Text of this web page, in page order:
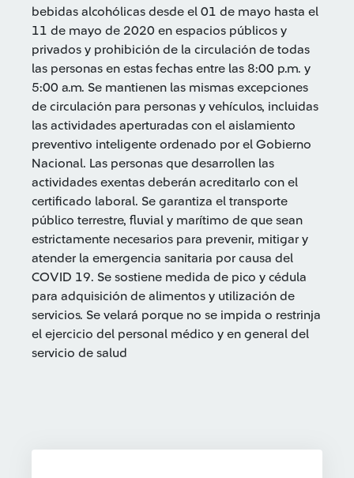
bebidas alcohólicas desde el 01 de mayo hasta el
11 de mayo de 2020 en espacios públicos y
privados y prohibición de la circulación de todas
las personas en estas fechas entre las 8:00 p.m. y
5:00 a.m. Se mantienen las mismas excepciones
de circulación para personas y vehículos, incluidas
las actividades aperturadas con el aislamiento
preventivo inteligente ordenado por el Gobierno
Nacional. Las personas que desarrollen las
actividades exentas deberán acreditarlo con el
certificado laboral. Se garantiza el transporte
público terrestre, fluvial y marítimo de que sean
estrictamente necesarios para prevenir, mitigar y
atender la emergencia sanitaria por causa del
COVID 19. Se sostiene medida de pico y cédula
para adquisición de alimentos y utilización de
servicios. Se velará porque no se impida o restrinja
el ejercicio del personal médico y en general del
servicio de salud